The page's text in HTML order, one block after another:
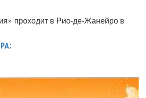
проходит в Рио-де-Жанейро в